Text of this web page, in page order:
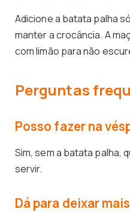
Adicione a batata palha
manter a crocância. A
com limão para não
Perguntas
Posso fazer na
Sim, sem a batata palha,
servir.
Dá para deixar